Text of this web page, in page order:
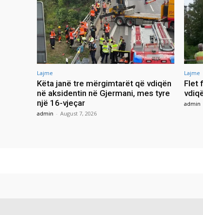
Lajme
Këta janë tre mërgimtarët që vdiqën
në aksidentin në Gjermani, mes tyre
një 16-vjeçar
admin - August 7, 2026
Lajme
Flet
admin